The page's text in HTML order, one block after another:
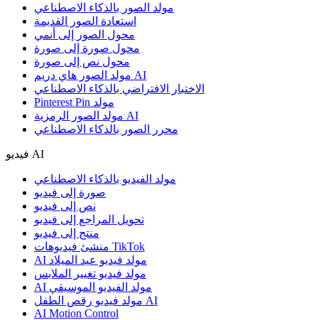
مولد الصور بالذكاء الاصطناعي
استعادة الصور القديمة
محول الصور إلى أنمي
محول صورة إلى صورة
محول نص إلى صورة
مولد الصور هاي دريم AI
الاختبار الافتراضي بالذكاء الاصطناعي
Pinterest Pin مولد
مولد الصور الرمزية AI
محرر الصور بالذكاء الاصطناعي
فيديو AI
مولد الفيديو بالذكاء الاصطناعي
صورة إلى فيديو
نص إلى فيديو
تحويل المراجع إلى فيديو
منتج إلى فيديو
منشئ فيديوهات TikTok
AI مولد فيديو عيد الميلاد
مولد فيديو تغيير الملابس
AI مولد الفيديو الموسيقي
مولد فيديو رقص الطفل AI
AI Motion Control